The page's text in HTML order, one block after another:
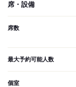
席・設備
席数
最大予約可能人数
個室